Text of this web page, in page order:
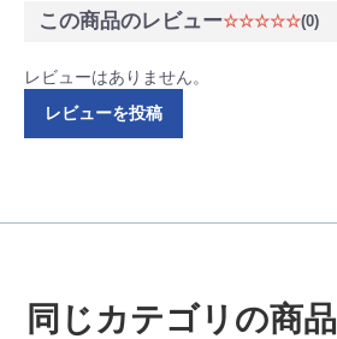
この商品のレビュー☆☆☆☆☆(0)
レビューはありません。
レビューを投稿
同じカテゴリの商品